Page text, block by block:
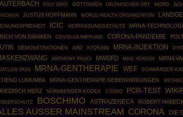
POLY GRID GÖTTINGEN DELPHISCHER ORT MORD
JUSTUS HOFFMANN WORLD HEALTH ORGANIZATION
ICIC VERFASSUNGSSCHUTZ MRNA-
VON DÄNIKEN COVID-19-IMPFUNG CORONA-PANDEMIE
DEMONSTRATIONEN ARD X7Q5A96 MRNA-INJEKTION
ANTHONY FAUCI MWGFD MIKE YEADON MRNA
PASS MRNA-GENTHERAPIE WEF SCHWARZER
LUMUMBA
MRNA-GENTHERAPIE NEBENWIRKUNGEN
MERZ NÜRNBERGER KODEX COSMO PCR-TEST
BOSCHIMO ASTRAZENECA ROBERT
AUSSER MAINSTREAM CORONA DIE